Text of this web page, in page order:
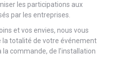
les participations aux
par les entreprises.
et vos envies, nous vous
totalité de votre événement
la commande, de l’installation